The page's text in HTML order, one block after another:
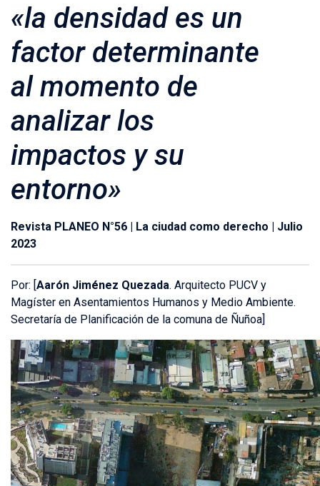
«la densidad es un
factor determinante
al momento de
analizar los
impactos y su
entorno»
Revista PLANEO N°56 | La ciudad como derecho | Julio
2023
Por: [Aarón Jiménez Quezada. Arquitecto PUCV y
Magíster en Asentamientos Humanos y Medio Ambiente.
Secretaría de Planificación de la comuna de Ñuñoa]